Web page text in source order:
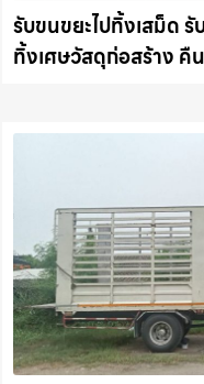
รับขนขยะไปทิ้งเสม็ด
ทิ้งเศษวัสดุก่อสร้าง